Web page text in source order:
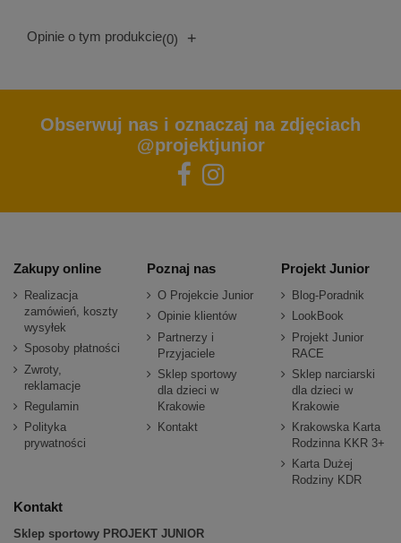
Opinie o tym produkcie(0) +
Obserwuj nas i oznaczaj na zdjęciach
@projektjunior
Zakupy online
Realizacja
zamówień, koszty
wysyłek
Sposoby płatności
Zwroty,
reklamacje
Regulamin
Polityka
prywatności
Poznaj nas
O Projekcie Junior
Opinie klientów
Partnerzy i
Przyjaciele
Sklep sportowy
dla dzieci w
Krakowie
Kontakt
Projekt Junior
Blog-Poradnik
LookBook
Projekt Junior
RACE
Sklep narciarski
dla dzieci w
Krakowie
Krakowska Karta
Rodzinna KKR 3+
Karta Dużej
Rodziny KDR
Kontakt
Sklep sportowy PROJEKT JUNIOR